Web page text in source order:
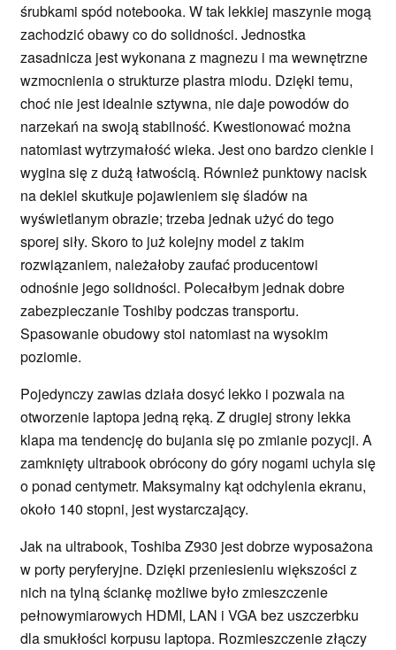
śrubkami spód notebooka. W tak lekkiej maszynie mogą
zachodzić obawy co do solidności. Jednostka
zasadnicza jest wykonana z magnezu i ma wewnętrzne
wzmocnienia o strukturze plastra miodu. Dzięki temu,
choć nie jest idealnie sztywna, nie daje powodów do
narzekań na swoją stabilność. Kwestionować można
natomiast wytrzymałość wieka. Jest ono bardzo cienkie i
wygina się z dużą łatwością. Również punktowy nacisk
na dekiel skutkuje pojawieniem się śladów na
wyświetlanym obrazie; trzeba jednak użyć do tego
sporej siły. Skoro to już kolejny model z takim
rozwiązaniem, należałoby zaufać producentowi
odnośnie jego solidności. Polecałbym jednak dobre
zabezpieczanie Toshiby podczas transportu.
Spasowanie obudowy stoi natomiast na wysokim
poziomie.
Pojedynczy zawias działa dosyć lekko i pozwala na
otworzenie laptopa jedną ręką. Z drugiej strony lekka
klapa ma tendencję do bujania się po zmianie pozycji. A
zamknięty ultrabook obrócony do góry nogami uchyla się
o ponad centymetr. Maksymalny kąt odchylenia ekranu,
około 140 stopni, jest wystarczający.
Jak na ultrabook, Toshiba Z930 jest dobrze wyposażona
w porty peryferyjne. Dzięki przeniesieniu większości z
nich na tylną ściankę możliwe było zmieszczenie
pełnowymiarowych HDMI, LAN i VGA bez uszczerbku
dla smukłości korpusu laptopa. Rozmieszczenie złączy